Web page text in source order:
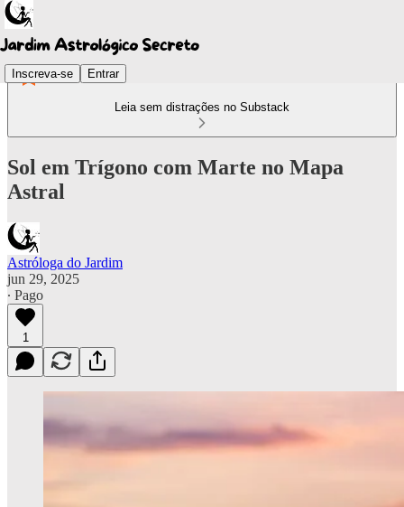
Inscreva-se Entrar
Leia sem distrações no Substack
Sol em Trígono com Marte no Mapa
Astral
Astróloga do Jardim
jun 29, 2025
∙ Pago
1